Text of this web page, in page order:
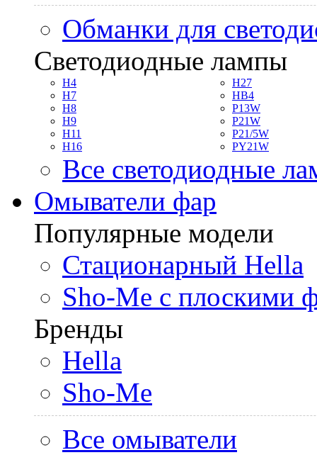
Обманки для
Светодиодные лампы
H4
H7
H8
H9
H11
H16
H27
HB4
P13W
P21W
P21/5W
PY21W
Все светодиодные
Омыватели фар
Популярные модели
Стационарный Hella
Sho-Me с плоскими
Бренды
Hella
Sho-Me
Все омыватели